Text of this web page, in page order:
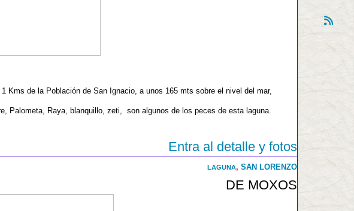
1 Kms de la Población de San Ignacio, a unos 165 mts sobre el nivel del mar,
Palometa, Raya, blanquillo, zeti, son algunos de los peces de esta laguna.
Entra al detalle y fotos
LAGUNA, SAN LORENZO
DE MOXOS